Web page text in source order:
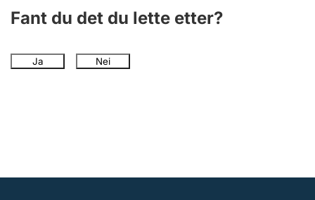
Fant du det du lette etter?
Ja Nei